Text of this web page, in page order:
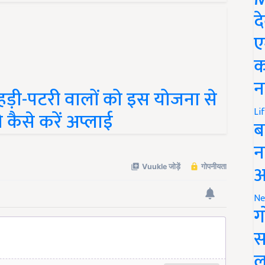
पटरी वालों को इस योजना से
कैसे करें अप्लाई